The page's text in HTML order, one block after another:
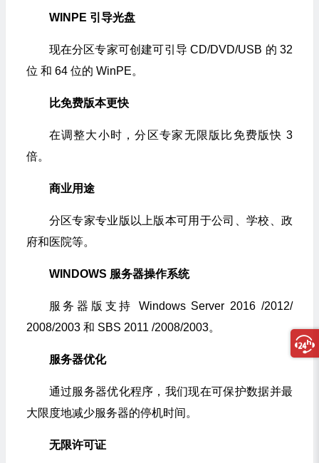
WINPE 引导光盘
现在分区专家可创建可引导 CD/DVD/USB 的 32
位 和 64 位的 WinPE。
比免费版本更快
在调整大小时，分区专家无限版比免费版快 3
倍。
商业用途
分区专家专业版以上版本可用于公司、学校、政
府和医院等。
WINDOWS 服务器操作系统
服务器版支持 Windows Server 2016 /2012/
2008/2003 和 SBS 2011 /2008/2003。
服务器优化
通过服务器优化程序，我们现在可保护数据并最
大限度地减少服务器的停机时间。
无限许可证